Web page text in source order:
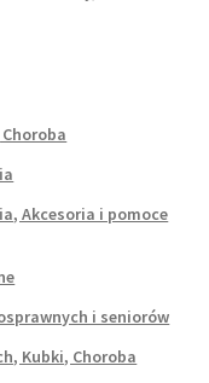
Akcesoria i pomoce
i seniorów
Kubki, Choroba